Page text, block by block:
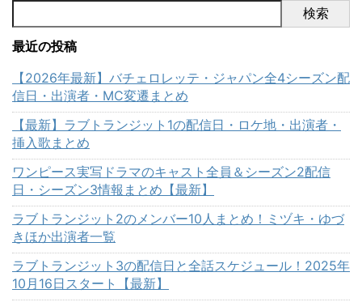
検索
最近の投稿
【2026年最新】バチェロレッテ・ジャパン全4シーズン配
信日・出演者・MC変遷まとめ
【最新】ラブトランジット1の配信日・ロケ地・出演者・
挿入歌まとめ
ワンピース実写ドラマのキャスト全員＆シーズン2配信
日・シーズン3情報まとめ【最新】
ラブトランジット2のメンバー10人まとめ！ミヅキ・ゆづ
きほか出演者一覧
ラブトランジット3の配信日と全話スケジュール！2025年
10月16日スタート【最新】